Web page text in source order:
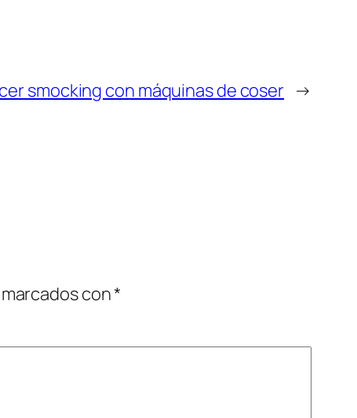
smocking con máquinas de coser →
con*